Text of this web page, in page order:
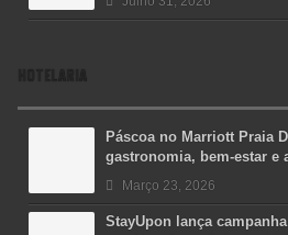
HOTELARIA
Páscoa no Marriott Praia
gastronomia, bem-estar e
Março 23, 2026
StayUpon lança